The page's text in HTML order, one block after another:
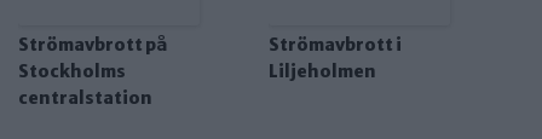
Strömavbrott på
Stockholms
centralstation
Strömavbrott i
Liljeholmen